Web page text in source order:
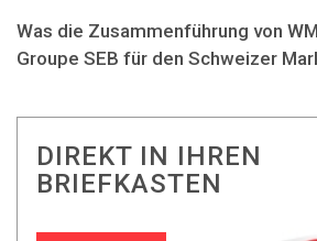
Was die Zusammenführung von
Groupe SEB für den Schweizer
DIREKT IN IHREN
BRIEFKASTEN